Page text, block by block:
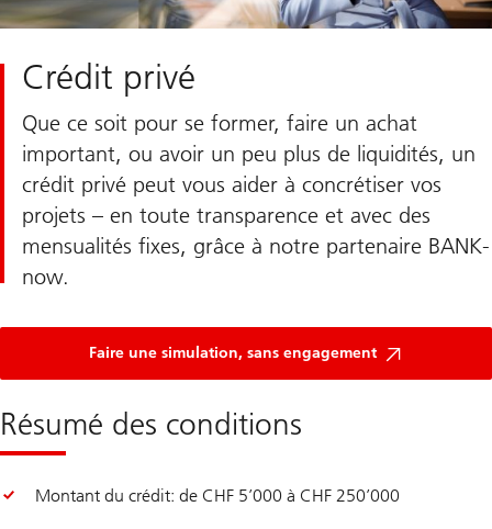
Crédit privé
Que ce soit pour se former, faire un achat
important, ou avoir un peu plus de liquidités, un
crédit privé peut vous aider à concrétiser vos
projets – en toute transparence et avec des
mensualités fixes, grâce à notre partenaire BANK-
now.
Faire une simulation, sans engagement
Résumé des conditions
Montant du crédit: de CHF 5’000 à CHF 250’000